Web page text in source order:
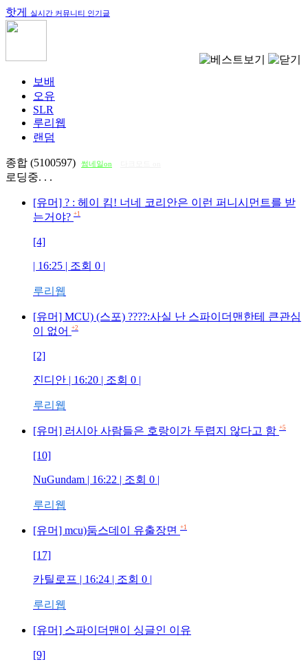
핫게 실시간 커뮤니티 인기글
보배
오유
SLR
루리웹
랜덤
종합 (5100597) 썸네일on
로딩중. . .
[유머] ? : 헤이 킴! 너네 코리안은 이런 퍼니시먼트를 받
는거야? +1
[4]
| 16:25 | 조회 0 |
루리웹
[유머] MCU) (스포) ????:사실 난 스파이더맨한테 큰관심
이 없어
+2
[2]
진디안 | 16:20 | 조회 0 |
루리웹
[유머] 러시아 사람들은 호랑이가 두렵지 않다고 함 +5
[10]
NuGundam | 16:22 | 조회 0 |
루리웹
[유머] mcu)둠스데이 유출장면 +1
[17]
카틸로프 | 16:24 | 조회 0 |
루리웹
[유머] 스파이더맨이 싱글인 이유
[9]